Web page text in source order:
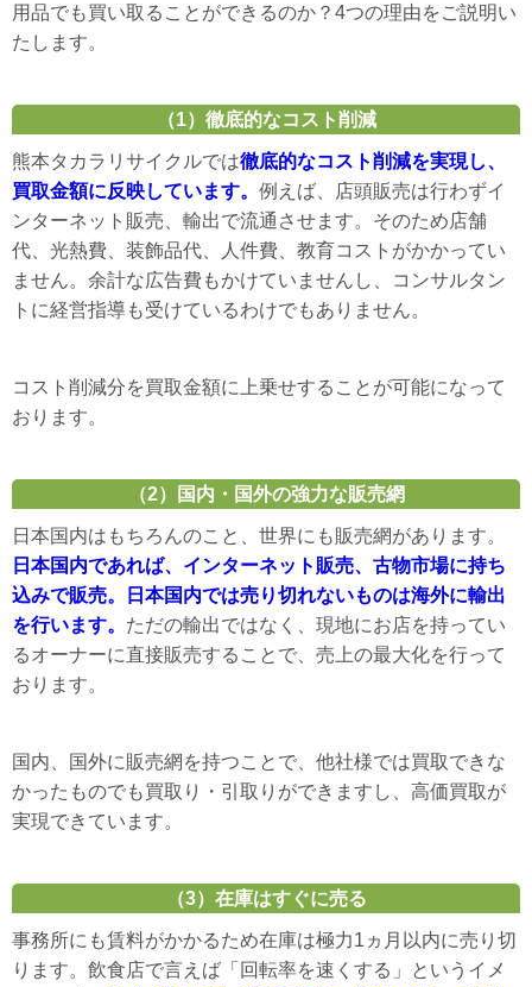
用品でも買い取ることができるのか？4つの理由をご説明い
たします。
（1）徹底的なコスト削減
熊本タカラリサイクルでは徹底的なコスト削減を実現し、
買取金額に反映しています。 例えば、店頭販売は行わずイ
ンターネット販売、輸出で流通させます。そのため店舗
代、光熱費、装飾品代、人件費、教育コストがかかってい
ません。余計な広告費もかけていませんし、コンサルタン
トに経営指導も受けているわけでもありません。
コスト削減分を買取金額に上乗せすることが可能になって
おります。
（2）国内・国外の強力な販売網
日本国内はもちろんのこと、世界にも販売網があります。
日本国内であれば、インターネット販売、古物市場に持ち
込みで販売。日本国内では売り切れないものは海外に輸出
を行います。 ただの輸出ではなく、現地にお店を持ってい
るオーナーに直接販売することで、売上の最大化を行って
おります。
国内、国外に販売網を持つことで、他社様では買取できな
かったものでも買取り・引取りができますし、高価買取が
実現できています。
（3）在庫はすぐに売る
事務所にも賃料がかかるため在庫は極力1ヵ月以内に売り切
ります。飲食店で言えば「回転率を速くする」というイメ